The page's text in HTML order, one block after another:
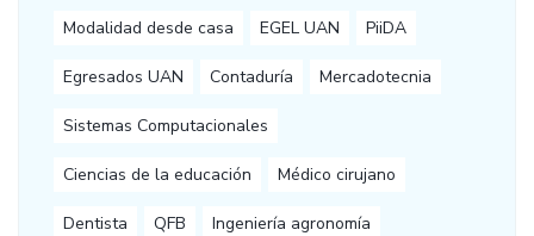
Modalidad desde casa EGEL UAN PiiDA
Egresados UAN Contaduría Mercadotecnia
Sistemas Computacionales
Ciencias de la educación Médico cirujano
Dentista QFB Ingeniería agronomía